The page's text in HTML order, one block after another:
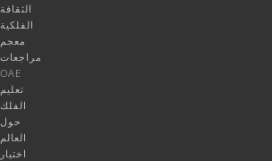
الثقافة
الفلكية
معجم
مراجعات
OAE
تعليم
الفلك
حول
العالم
اختيار